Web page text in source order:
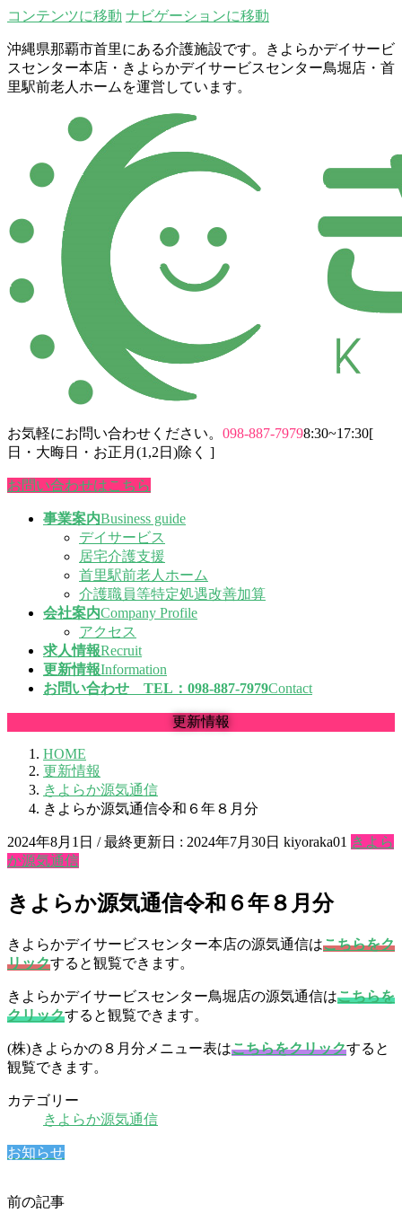
コンテンツに移動 ナビゲーションに移動
沖縄県那覇市首里にある介護施設です。きよらかデイサービ
スセンター本店・きよらかデイサービスセンター鳥堀店・首
里駅前老人ホームを運営しています。
お気軽にお問い合わせください。 098-887-79798:30~17:30[
日・大晦日・お正月(1,2日)除く ]
お問い合わせはこちら
事業案内Business guide
デイサービス
居宅介護支援
首里駅前老人ホーム
介護職員等特定処遇改善加算
会社案内Company Profile
アクセス
求人情報Recruit
更新情報Information
お問い合わせ TEL：098-887-7979Contact
更新情報
HOME
更新情報
きよらか源気通信
きよらか源気通信令和６年８月分
2024年8月1日 / 最終更新日 : 2024年7月30日 kiyoraka01 きよら
か源気通信
きよらか源気通信令和６年８月分
きよらかデイサービスセンター本店の源気通信はこちらをク
リックすると観覧できます。
きよらかデイサービスセンター鳥堀店の源気通信はこちらを
クリックすると観覧できます。
(株)きよらかの８月分メニュー表はこちらをクリックすると
観覧できます。
カテゴリー
きよらか源気通信
お知らせ
前の記事